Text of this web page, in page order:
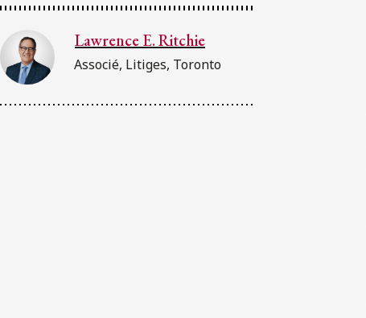
Lawrence E. Ritchie
Associé, Litiges, Toronto